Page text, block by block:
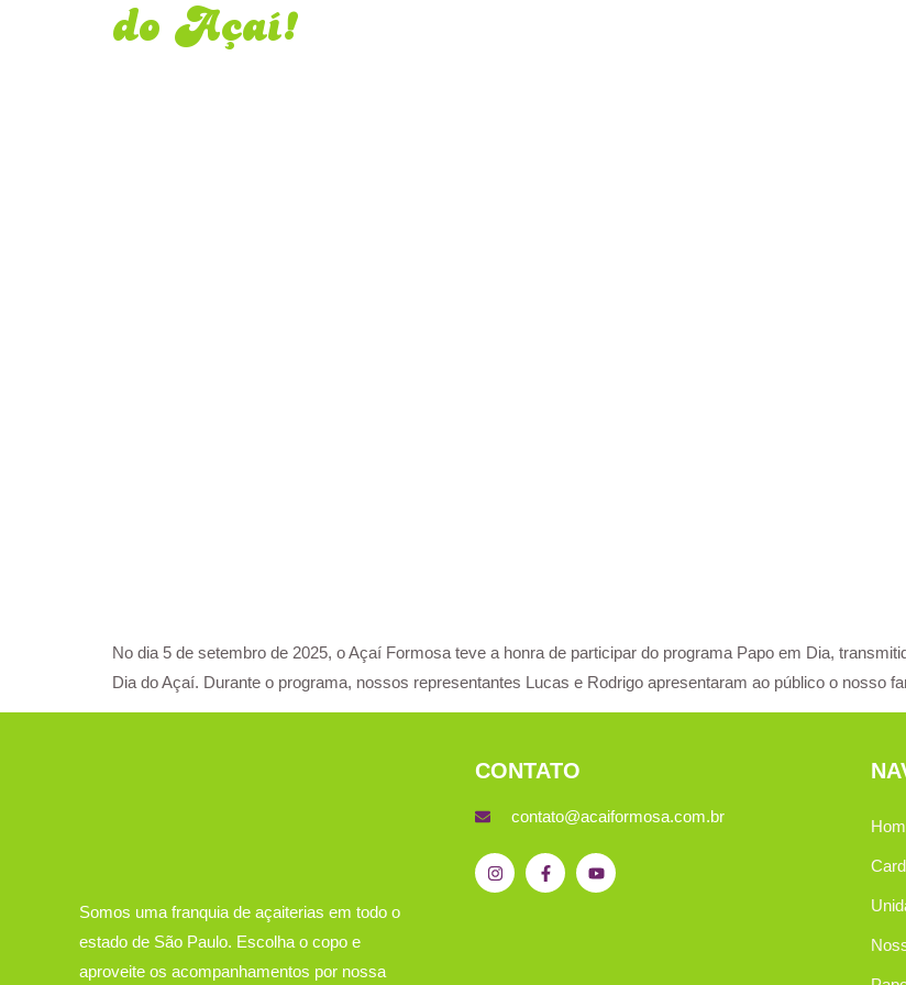
do Açaí!
No dia 5 de setembro de 2025, o Açaí Formosa teve a honra de participar do programa Papo em Dia,
Dia do Açaí. Durante o programa, nossos representantes Lucas e Rodrigo apresentaram ao público o
Somos uma franquia de açaiterias em todo o
estado de São Paulo. Escolha o copo e
aproveite os acompanhamentos por nossa
CONTATO
contato@acaiformosa.com.br